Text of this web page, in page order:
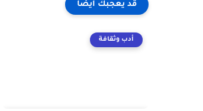
قد يعجبك ايضا
أدب وثقافة